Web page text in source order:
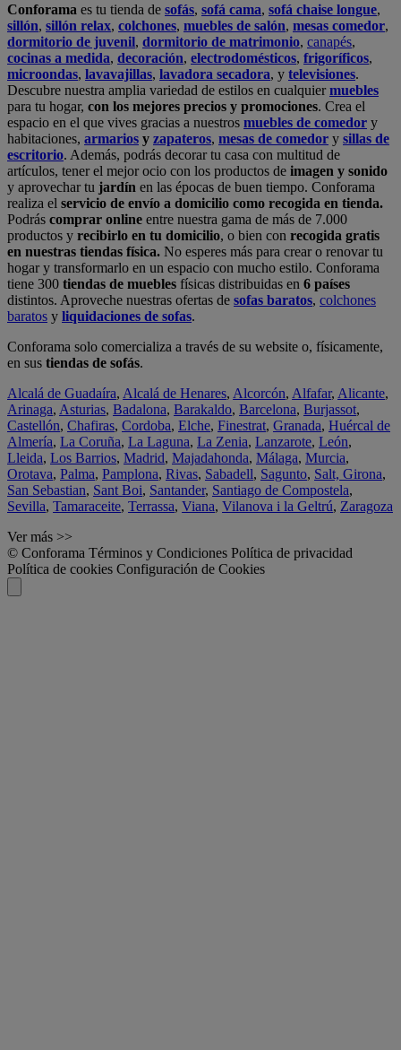
Conforama es tu tienda de sofás, sofá cama, sofá chaise longue,
sillón, sillón relax, colchones, muebles de salón, mesas comedor,
dormitorio de juvenil, dormitorio de matrimonio, canapés,
cocinas a medida, decoración, electrodomésticos, frigoríficos,
microondas, lavavajillas, lavadora secadora, y televisiones.
Descubre nuestra amplia variedad de estilos en cualquiermuebles
para tu hogar, con los mejores precios y promociones. Crea el
espacio en el que vives gracias a nuestros muebles de comedor y
habitaciones, armarios y zapateros, mesas de comedor y sillas de
escritorio. Además, podrás decorar tu casa con multitud de
artículos, tener el mejor ocio con los productos de imagen y sonido
y aprovechar tu jardín en las épocas de buen tiempo. Conforama
realiza el servicio de envío a domicilio como recogida en tienda.
Podrás comprar online entre nuestra gama de más de 7.000
productos y recibirlo en tu domicilio, o bien con recogida gratis
en nuestras tiendas física. No esperes más para crear o renovar tu
hogar y transformarlo en un espacio con mucho estilo. Conforama
tiene 300 tiendas de muebles físicas distribuidas en 6 países
distintos. Aproveche nuestras ofertas de sofas baratos, colchones
baratos y liquidaciones de sofas.
Conforama solo comercializa a través de su website o, físicamente,
en sus tiendas de sofás.
Alcalá de Guadaíra, Alcalá de Henares, Alcorcón, Alfafar, Alicante,
Arinaga, Asturias, Badalona, Barakaldo, Barcelona, Burjassot,
Castellón, Chafiras, Cordoba, Elche, Finestrat, Granada, Huércal de
Almería, La Coruña, La Laguna, La Zenia, Lanzarote, León,
Lleida, Los Barrios, Madrid, Majadahonda, Málaga, Murcia,
Orotava, Palma, Pamplona, Rivas, Sabadell, Sagunto, Salt, Girona,
San Sebastian, Sant Boi, Santander, Santiago de Compostela,
Sevilla, Tamaraceite, Terrassa, Viana, Vilanova i la Geltrú, Zaragoza
Ver más >>
© Conforama Términos y Condiciones Política de privacidad
Política de cookies Configuración de Cookies